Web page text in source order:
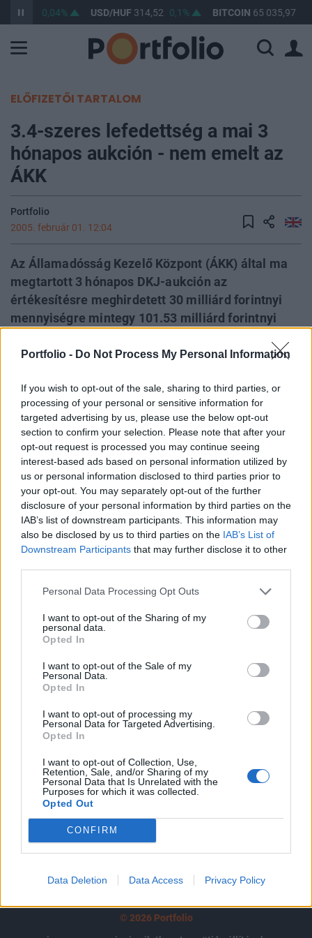
Portfolio - Do Not Process My Personal Information
If you wish to opt-out of the sale, sharing to third parties, or
processing of your personal or sensitive information for
targeted advertising by us, please use the below opt-out
section to confirm your selection. Please note that after your
opt-out request is processed you may continue seeing
interest-based ads based on personal information utilized by
us or personal information disclosed to third parties prior to
your opt-out. You may separately opt-out of the further
disclosure of your personal information by third parties on the
IAB’s list of downstream participants. This information may
also be disclosed by us to third parties on the IAB’s List of
Downstream Participants that may further disclose it to other
Personal Data Processing Opt Outs
I want to opt-out of the Sharing of my
personal data.
Opted In
I want to opt-out of the Sale of my
Personal Data.
Opted In
I want to opt-out of processing my
Personal Data for Targeted Advertising.
Opted In
I want to opt-out of Collection, Use,
Retention, Sale, and/or Sharing of my
Personal Data that Is Unrelated with the
Purposes for which it was collected.
Opted Out
CONFIRM
Data Deletion Data Access Privacy Policy
363,33 0,04% USD/HUF314,52 0,1% BITCOIN 65 035,97
ELŐFIZETŐI TARTALOM
3.4-szeres lefedettség a mai 3
hónapos aukción - nem emelt az
ÁKK
Portfolio
2005. február 01. 12:04
Az Államadósság Kezelő Központ (ÁKK) által ma
megtartott 3 hónapos DKJ-aukción az
értékesítésre meghirdetett 30 milliárd forintnyi
mennyiségre mintegy 101.53 milliárd forintnyi
lefedettségnek, illetve 2.4-szeres túljegyzésnek
azonban 30 milliárd forintnál maradt. Az aukciós
átlaghozam 8.63% lett.
A mai aukciós átlaghozam 1 bp-tal magasabb a tegnapi
másodpiaci referencia-szintnél, ugyanakkor 8 bp-tal
alacsonyabb a legutóbbi, január 25-i kibocsátási
átlagszintnél. Az elfogadott ajánlatok 8.50%, és 8.65%
között szóródtak.A jelen írás nem minősül befektetési
tanácsadásnak vagy befektetési ajánlásnak. Részletes jogi
információ
KEDVES OLVASÓNK!
tartozik, melynek olvasása előfizetéses
regisztrációhoz kötött.
Az előfizetés a következőket tartalmazza:
Portfolio.hu teljes cikkarchívum
kötéslistái
Előfizetés
MÁR ELŐFIZETŐNK VAGY?
© 2026 Portfolio